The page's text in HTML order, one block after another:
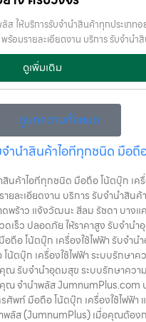
ลงกรณ์มหาวิทยาลัย
ารด้วยความอ่อนโยน สุจริต และไว้วาง
ส เพื่อให้ครอบคลุมกลุ่มลูกค้าในหลาย
หลายพื้นที่สำคัญดังนี้: เขต ลาดพร้าว เ
ดา เขต บางแค เขต รามอินทรา เขต บาง
ชัย4 ลาดปลาเค้า รัชดาซอย หรือใกล้
นา บางแค เดอะมอลล์บางแค รามอิน
เราพร้อมให้บริการถึงที่ บริการรับจำน
รามีบริการครอบคลุมหลากหลายประเภ
บจำนำ โทรศัพท์มือถือ / สมาร์ตโฟน
ฯลฯ) รับจำนำ โน้ตบุ๊ก / คอมพิวเต
รับจำนำ เครื่องใช้ไฟฟ้าเล็ก / เครื่
กล้องถ่ายรูป / กล้องดิจิตอล / อุปกร
อื่น ๆ บริการแต่ละประเภท ประเมินรา
ใช้งาน เราให้ราคาสูง พร้อมจ่ายเงิน
ระบบกล้องวงจรปิด CCTV ทุกมุม
ฝึกอบรม ประกันความเสียหาย / ควา
บ คำแนะนำสำหรับผู้ใช้บริการ เก็บส
สียบแบตเตอรี่นานนับเดือน ไถ่ถอนก่
กมีปัญหา ลิงก์ที่เกี่ยวข้อง รับจำนำราช
ส ให้บริการรับจำนำสินค้าทุกประเภทอ
อมรายละเอียดงาน บริการ รับจำนำสิ
ขต ลาดพร้าว แจ้งวัฒนะ สีลม รัชดา บ
รฐาน รวดเร็ว ปลอดภัย ให้ราคาสูง รับจ
ริการรับจำนำสินค้าทุกประเภทอย่าง
ลัส เงินด่วนทันใจ ของมีค่าปลอดภัย ให้ร
ญาไท รับจำนำพลัส เงินด่วนทันใจ ของ
บริการถึงที่ จำนำพลัส
กรุงเทพฯ โทรศัพท์ มือถือ โน้ตบุ๊ก เครื่
ๆ ทำไมเลือก รับจำนำพลัส
าที่ รับจำนำพลัส ให้บริการรับจำนำสิน
ม่ว่าจะเป็น โทรศัพท์มือถือ โน้ตบุ๊ก เครื่อ
ๆ — พร้อมประเมินราคาอย่างเป็นธรร
ร็วภายในไม่กี่นาที เรามีมาตรฐานการใ
ได้ การดูแลสินค้าทุกชิ้นอย่างดี ภายใน
ครบครัน ทีมงานเชี่ยวชาญ พร้อมให้ค
ริงทันที ไม่ต้องรอนาน การบริการขอ
กค้าที่ต้องการเงินด่วนโดยไม่ต้องขา
า เรารักษาความลับ และพยายามให้บ
ดูเพิ่มเติม
ดูบทความทั้งหมด
ำนำสินค้าไอทีทุกชนิด มือถื
นค้าไอทีทุกชนิด มือถือ โน้ตบุ๊ก เค
ยละเอียดงาน บริการ รับจำนำสิน
ดพร้าว แจ้งวัฒนะ สีลม รัชดา บางแ
ดเร็ว ปลอดภัย ให้ราคาสูง รับจำน
ถือ โน้ตบุ๊ก เครื่องใช้ไฟฟ้า รับจำน
น้ตบุ๊ก เครื่องใช้ไฟฟ้า ระบบรักษา
ณ รับจำนำอุดมสุข ระบบรักษาคว
ณ จำนำพลัส JumnumPlus.com
รศัพท์ มือถือ โน้ตบุ๊ก เครื่องใช้ไฟฟ้า
พลัส (JumnumPlus) เมื่อคุณต้อง